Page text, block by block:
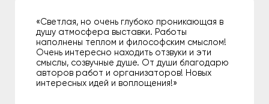
«Светлая, но очень глубоко проникающая в
душу атмосфера выставки. Работы
наполнены теплом и философским смыслом!
Очень интересно находить отзвуки и эти
смыслы, созвучные душе. От души благодарю
авторов работ и организаторов! Новых
интересных идей и воплощения!»